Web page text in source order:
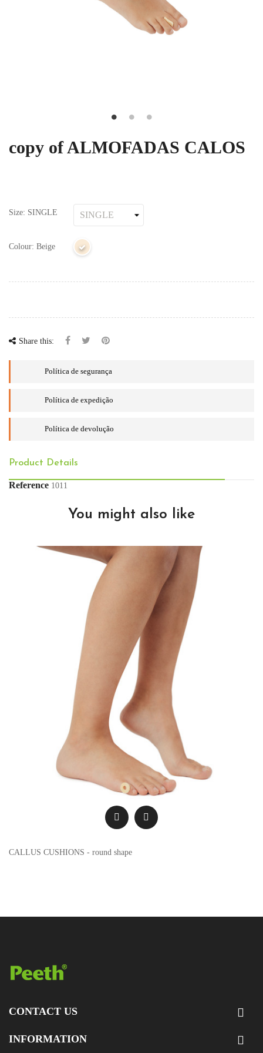
copy of ALMOFADAS CALOS
Size: SINGLE
Colour: Beige
Share this:
Política de segurança
Política de expedição
Política de devolução
Product Details
Reference 1011
You might also like
CALLUS CUSHIONS - round shape
CONTACT US 
INFORMATION 